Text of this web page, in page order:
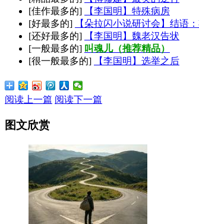
[佳作最多的]
【李国明】特殊病房
[好最多的]
【朵拉闪小说研讨会】结语
[还好最多的]
【李国明】魏老汉告状
[一般最多的] 叫魂儿（推荐精品）
[很一般最多的]
【李国明】选举之后
阅读上一篇 阅读下一篇
图文欣赏